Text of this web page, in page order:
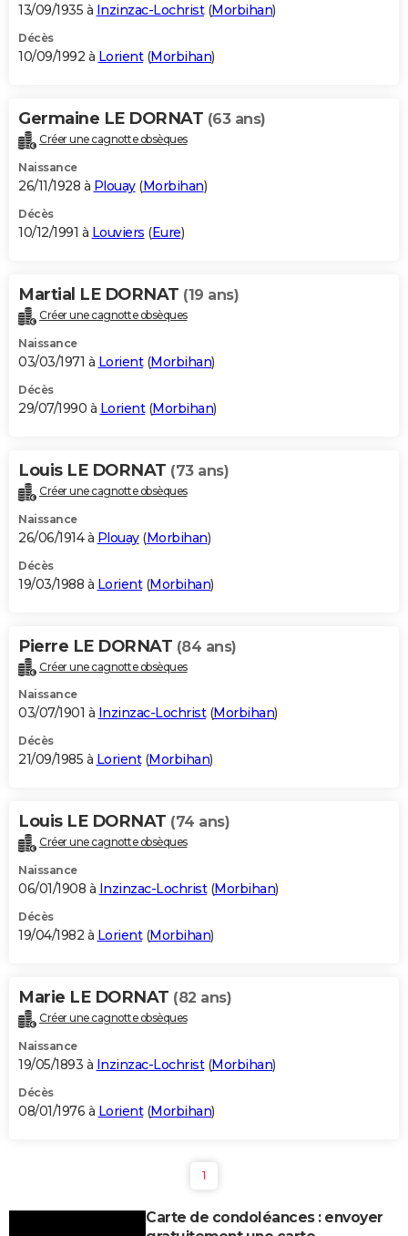
13/09/1935 à Inzinzac-Lochrist(Morbihan)
Décès
10/09/1992 à Lorient(Morbihan)
Germaine LE DORNAT (63 ans)
Créer une cagnotte obsèques
Naissance
26/11/1928 à Plouay(Morbihan)
Décès
10/12/1991 à Louviers (Eure)
Martial LE DORNAT (19 ans)
Créer une cagnotte obsèques
Naissance
03/03/1971 à Lorient(Morbihan)
Décès
29/07/1990 à Lorient(Morbihan)
Louis LE DORNAT (73 ans)
Créer une cagnotte obsèques
Naissance
26/06/1914 à Plouay(Morbihan)
Décès
19/03/1988 à Lorient(Morbihan)
Pierre LE DORNAT (84 ans)
Créer une cagnotte obsèques
Naissance
03/07/1901 à Inzinzac-Lochrist(Morbihan)
Décès
21/09/1985 à Lorient(Morbihan)
Louis LE DORNAT (74 ans)
Créer une cagnotte obsèques
Naissance
06/01/1908 à Inzinzac-Lochrist(Morbihan)
Décès
19/04/1982 à Lorient(Morbihan)
Marie LE DORNAT (82 ans)
Créer une cagnotte obsèques
Naissance
19/05/1893 à Inzinzac-Lochrist(Morbihan)
Décès
08/01/1976 à Lorient(Morbihan)
1
Carte de condoléances : envoyer